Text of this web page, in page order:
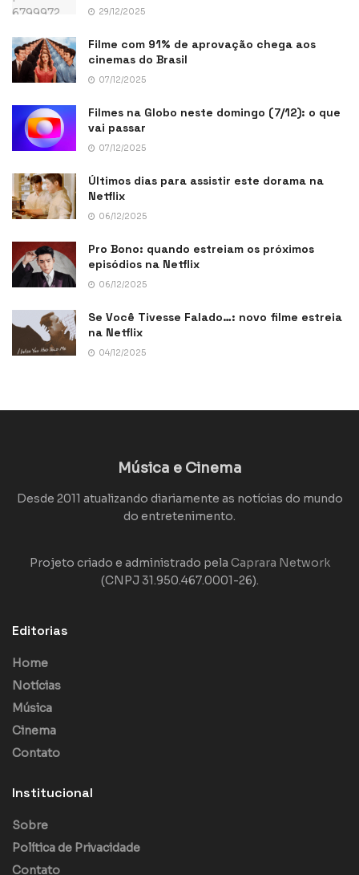
29/12/2025
Filme com 91% de aprovação chega aos
cinemas do Brasil
07/12/2025
Filmes na Globo neste domingo (7/12): o que
vai passar
07/12/2025
Últimos dias para assistir este dorama na
Netflix
06/12/2025
Pro Bono: quando estreiam os próximos
episódios na Netflix
06/12/2025
Se Você Tivesse Falado…: novo filme estreia
na Netflix
04/12/2025
Música e Cinema
Desde 2011 atualizando diariamente as notícias do mundo
do entretenimento.
Projeto criado e administrado pela Caprara Network
(CNPJ 31.950.467.0001-26).
Editorias
Home
Notícias
Música
Cinema
Contato
Institucional
Sobre
Política de Privacidade
Contato